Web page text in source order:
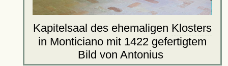
Kapitelsaal des ehemaligen Klosters
in Monticiano mit 1422 gefertigtem
Bild von Antonius